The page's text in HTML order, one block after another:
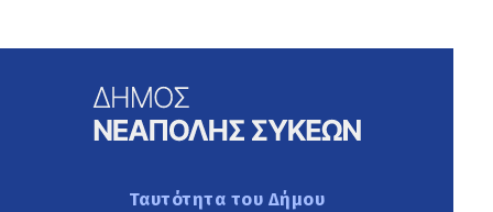
Ταυτότητα του Δήμου